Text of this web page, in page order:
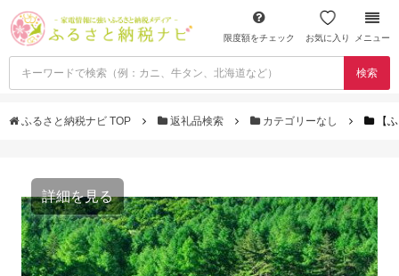
限度額をチェック お気に入り メニュー
検索
ふるさと納税ナビ TOP 返礼品検索 カテゴリーなし 【
詳細を見る